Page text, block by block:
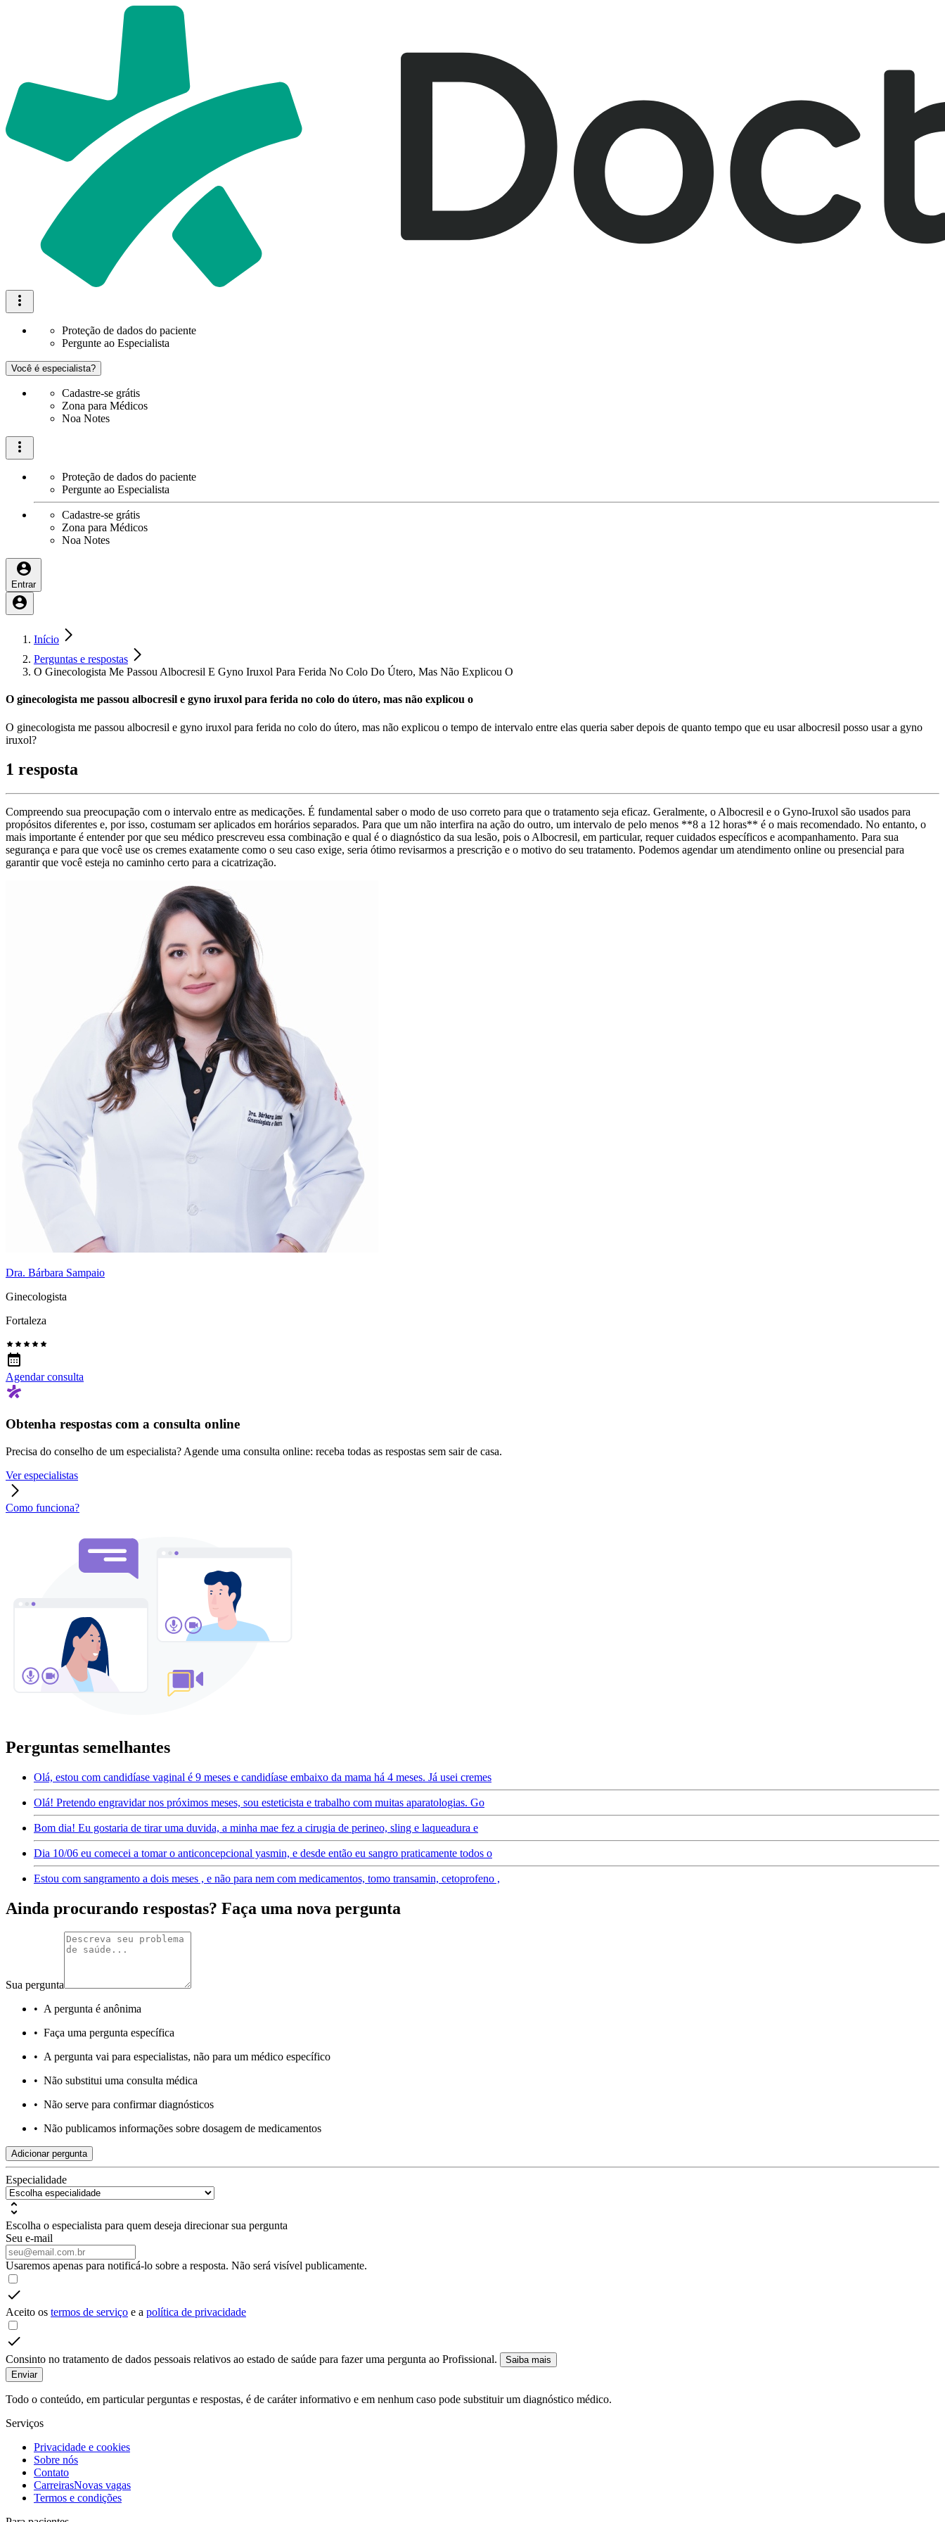
Proteção de dados do paciente
Pergunte ao Especialista
Você é especialista?
Cadastre-se grátis
Zona para Médicos
Noa Notes
Proteção de dados do paciente
Pergunte ao Especialista
Cadastre-se grátis
Zona para Médicos
Noa Notes
Entrar
Início
Perguntas e respostas
O Ginecologista Me Passou Albocresil E Gyno Iruxol Para Ferida No Colo Do Útero, Mas Não Explicou O
O ginecologista me passou albocresil e gyno iruxol para ferida no colo do útero, mas não explicou o
O ginecologista me passou albocresil e gyno iruxol para ferida no colo do útero, mas não explicou o tempo de intervalo entre elas queria saber depois de quanto tempo que eu usar albocresil posso usar a gyno
iruxol?
1 resposta
Compreendo sua preocupação com o intervalo entre as medicações. É fundamental saber o modo de uso correto para que o tratamento seja eficaz. Geralmente, o Albocresil e o Gyno-Iruxol são usados para
propósitos diferentes e, por isso, costumam ser aplicados em horários separados. Para que um não interfira na ação do outro, um intervalo de pelo menos **8 a 12 horas** é o mais recomendado. No entanto, o
mais importante é entender por que seu médico prescreveu essa combinação e qual é o diagnóstico da sua lesão, pois o Albocresil, em particular, requer cuidados específicos e acompanhamento. Para sua
segurança e para que você use os cremes exatamente como o seu caso exige, seria ótimo revisarmos a prescrição e o motivo do seu tratamento. Podemos agendar um atendimento online ou presencial para
garantir que você esteja no caminho certo para a cicatrização.
Dra. Bárbara Sampaio
Ginecologista
Fortaleza
Agendar consulta
Obtenha respostas com a consulta online
Precisa do conselho de um especialista? Agende uma consulta online: receba todas as respostas sem sair de casa.
Ver especialistas
Como funciona?
Perguntas semelhantes
Olá, estou com candidíase vaginal é 9 meses e candidíase embaixo da mama há 4 meses. Já usei cremes
Olá! Pretendo engravidar nos próximos meses, sou esteticista e trabalho com muitas aparatologias. Go
Bom dia! Eu gostaria de tirar uma duvida, a minha mae fez a cirugia de perineo, sling e laqueadura e
Dia 10/06 eu comecei a tomar o anticoncepcional yasmin, e desde então eu sangro praticamente todos o
Estou com sangramento a dois meses , e não para nem com medicamentos, tomo transamin, cetoprofeno ,
Ainda procurando respostas? Faça uma nova pergunta
Sua pergunta
• A pergunta é anônima
• Faça uma pergunta específica
• A pergunta vai para especialistas, não para um médico específico
• Não substitui uma consulta médica
• Não serve para confirmar diagnósticos
• Não publicamos informações sobre dosagem de medicamentos
Adicionar pergunta
Especialidade
Escolha o especialista para quem deseja direcionar sua pergunta
Seu e-mail
Usaremos apenas para notificá-lo sobre a resposta. Não será visível publicamente.
Aceito os termos de serviço e a política de privacidade
Consinto no tratamento de dados pessoais relativos ao estado de saúde para fazer uma pergunta ao Profissional.
Saiba mais
Enviar
Todo o conteúdo, em particular perguntas e respostas, é de caráter informativo e em nenhum caso pode substituir um diagnóstico médico.
Serviços
Privacidade e cookies
Sobre nós
Contato
CarreirasNovas vagas
Termos e condições